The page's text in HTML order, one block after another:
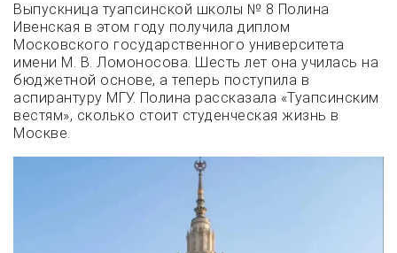
Выпускница туапсинской школы № 8 Полина
Ивенская в этом году получила диплом
Московского государственного университета
имени М. В. Ломоносова. Шесть лет она училась на
бюджетной основе, а теперь поступила в
аспирантуру МГУ. Полина рассказала «Туапсинским
вестям», сколько стоит студенческая жизнь в
Москве.